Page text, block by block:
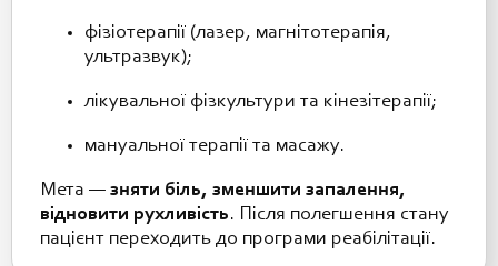
фізіотерапії (лазер, магнітотерапія,
ультразвук);
лікувальної фізкультури та кінезітерапії;
мануальної терапії та масажу.
Мета — зняти біль, зменшити запалення,
відновити рухливість. Після полегшення стану
пацієнт переходить до програми реабілітації.